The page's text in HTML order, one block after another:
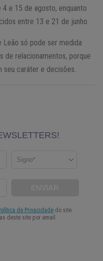
e 15 de agosto, enquanto
entre 13 e 21 de junho.
Leão só pode ser medida
de relacionamentos, porque
caráter e decisões.